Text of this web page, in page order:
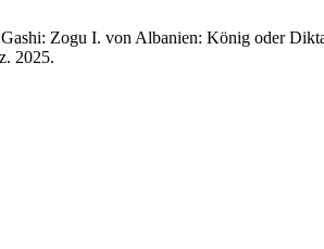
Zogu I. von Albanien: König oder
2025.